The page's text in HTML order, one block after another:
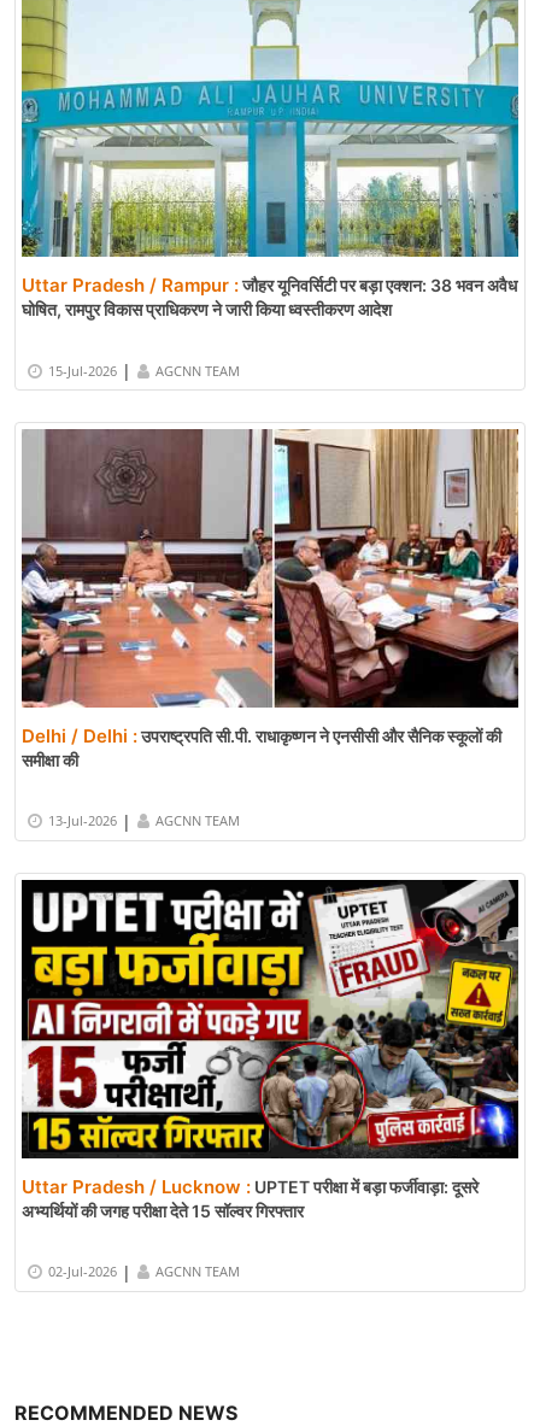
RECOMMENDED NEWS
Uttar Pradesh / Rampur :जौहर यूनिवर्सिटी पर बड़ा एक्शन: 38 भवन अवैध
घोषित, रामपुर विकास प्राधिकरण ने जारी किया ध्वस्तीकरण आदेश
15-Jul-2026 | AGCNN TEAM
Delhi / Delhi :उपराष्ट्रपति सी.पी. राधाकृष्णन ने एनसीसी और सैनिक स्कूलों की
समीक्षा की
13-Jul-2026 | AGCNN TEAM
Uttar Pradesh / Lucknow : UPTET परीक्षा में बड़ा फर्जीवाड़ा: दूसरे
अभ्यर्थियों की जगह परीक्षा देते 15 सॉल्वर गिरफ्तार
02-Jul-2026 | AGCNN TEAM